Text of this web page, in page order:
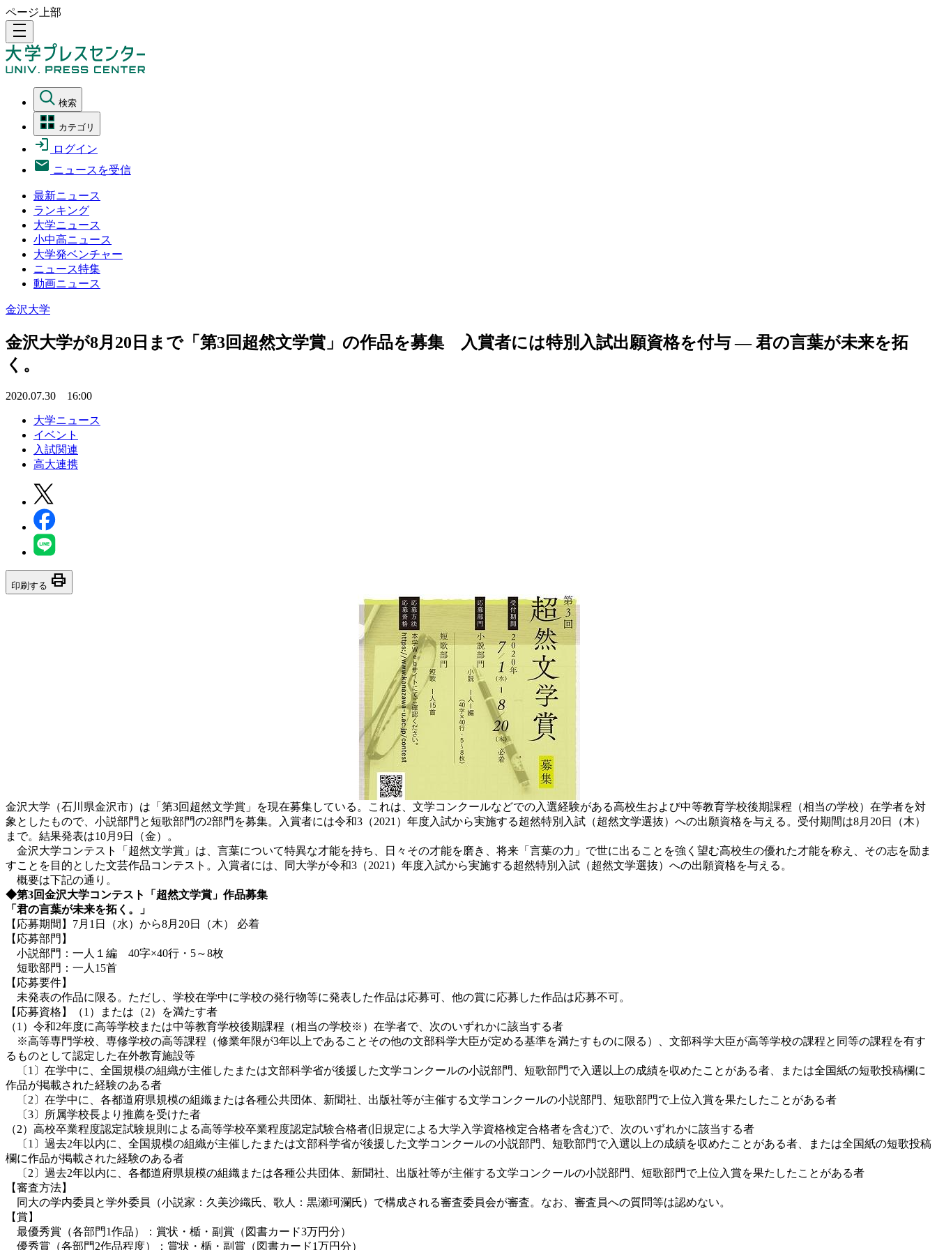
ページ上部
density_medium
検索
カテゴリ
ログイン
ニュースを受信
最新ニュース
ランキング
大学ニュース
小中高ニュース
大学発ベンチャー
ニュース特集
動画ニュース
金沢大学
金沢大学が8月20日まで「第3回超然文学賞」の作品を募集 入賞者には特別入試出願資格を付与 — 君の言葉が未来を拓
く。
2020.07.30 16:00
大学ニュース
イベント
入試関連
高大連携
印刷する print
金沢大学（石川県金沢市）は「第3回超然文学賞」を現在募集している。これは、文学コンクールなどでの入選経験がある高校生および中等教育学校後期課程（相当の学校）在学者を対
象としたもので、小説部門と短歌部門の2部門を募集。入賞者には令和3（2021）年度入試から実施する超然特別入試（超然文学選抜）への出願資格を与える。受付期間は8月20日（木）
まで。結果発表は10月9日（金）。
金沢大学コンテスト「超然文学賞」は、言葉について特異な才能を持ち、日々その才能を磨き、将来「言葉の力」で世に出ることを強く望む高校生の優れた才能を称え、その志を励ま
すことを目的とした文芸作品コンテスト。入賞者には、同大学が令和3（2021）年度入試から実施する超然特別入試（超然文学選抜）への出願資格を与える。
概要は下記の通り。
◆第3回金沢大学コンテスト「超然文学賞」作品募集
「君の言葉が未来を拓く。」
【応募期間】7月1日（水）から8月20日（木） 必着
【応募部門】
小説部門：一人１編 40字×40行・5～8枚
短歌部門：一人15首
【応募要件】
未発表の作品に限る。ただし、学校在学中に学校の発行物等に発表した作品は応募可、他の賞に応募した作品は応募不可。
【応募資格】（1）または（2）を満たす者
（1）令和2年度に高等学校または中等教育学校後期課程（相当の学校※）在学者で、次のいずれかに該当する者
※高等専門学校、専修学校の高等課程（修業年限が3年以上であることその他の文部科学大臣が定める基準を満たすものに限る）、文部科学大臣が高等学校の課程と同等の課程を有す
るものとして認定した在外教育施設等
〔1〕在学中に、全国規模の組織が主催したまたは文部科学省が後援した文学コンクールの小説部門、短歌部門で入選以上の成績を収めたことがある者、または全国紙の短歌投稿欄に
作品が掲載された経験のある者
〔2〕在学中に、各都道府県規模の組織または各種公共団体、新聞社、出版社等が主催する文学コンクールの小説部門、短歌部門で上位入賞を果たしたことがある者
〔3〕所属学校長より推薦を受けた者
（2）高校卒業程度認定試験規則による高等学校卒業程度認定試験合格者(旧規定による大学入学資格検定合格者を含む)で、次のいずれかに該当する者
〔1〕過去2年以内に、全国規模の組織が主催したまたは文部科学省が後援した文学コンクールの小説部門、短歌部門で入選以上の成績を収めたことがある者、または全国紙の短歌投稿
欄に作品が掲載された経験のある者
〔2〕過去2年以内に、各都道府県規模の組織または各種公共団体、新聞社、出版社等が主催する文学コンクールの小説部門、短歌部門で上位入賞を果たしたことがある者
【審査方法】
同大の学内委員と学外委員（小説家：久美沙織氏、歌人：黒瀬珂瀾氏）で構成される審査委員会が審査。なお、審査員への質問等は認めない。
【賞】
最優秀賞（各部門1作品）：賞状・楯・副賞（図書カード3万円分）
優秀賞（各部門2作品程度）：賞状・楯・副賞（図書カード1万円分）